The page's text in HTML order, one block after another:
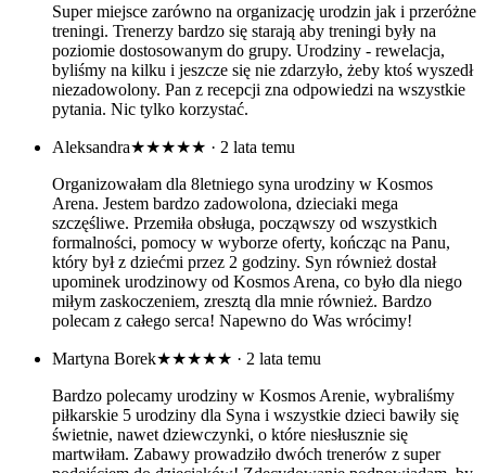
Super miejsce zarówno na organizację urodzin jak i przeróżne
treningi. Trenerzy bardzo się starają aby treningi były na
poziomie dostosowanym do grupy. Urodziny - rewelacja,
byliśmy na kilku i jeszcze się nie zdarzyło, żeby ktoś wyszedł
niezadowolony. Pan z recepcji zna odpowiedzi na wszystkie
pytania. Nic tylko korzystać.
Aleksandra★★★★★ · 2 lata temu
Organizowałam dla 8letniego syna urodziny w Kosmos
Arena. Jestem bardzo zadowolona, dzieciaki mega
szczęśliwe. Przemiła obsługa, począwszy od wszystkich
formalności, pomocy w wyborze oferty, kończąc na Panu,
który był z dziećmi przez 2 godziny. Syn również dostał
upominek urodzinowy od Kosmos Arena, co było dla niego
miłym zaskoczeniem, zresztą dla mnie również. Bardzo
polecam z całego serca! Napewno do Was wrócimy!
Martyna Borek★★★★★ · 2 lata temu
Bardzo polecamy urodziny w Kosmos Arenie, wybraliśmy
piłkarskie 5 urodziny dla Syna i wszystkie dzieci bawiły się
świetnie, nawet dziewczynki, o które niesłusznie się
martwiłam. Zabawy prowadziło dwóch trenerów z super